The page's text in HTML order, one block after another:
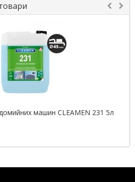
машин CLEAMEN 231 5л